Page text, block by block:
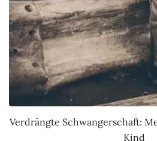
Verdrängte Schwangerschaft:
Kind